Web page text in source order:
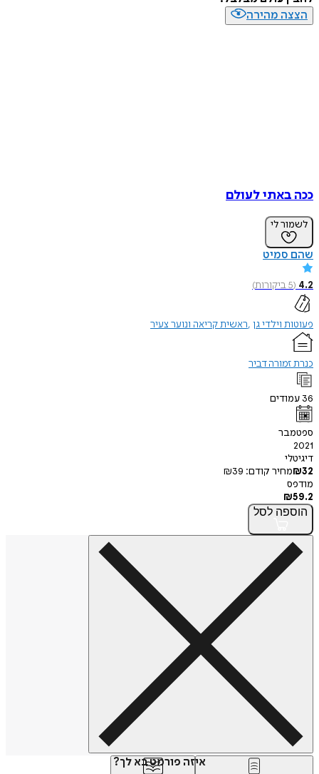
הצצה מהירה
ככה באתי לעולם
לשמור לי
שהם סמיט
4.2
(
5ביקורות)
פעוטות וילדי גן ראשית קריאה ונוער צעיר
כנרת זמורה דביר
36 עמודים
ספטמבר
2021
דיגיטלי
₪32 מחיר קודם: ₪39
מודפס
₪59.2
הוספה לסל
איזה פורמט בא לך?